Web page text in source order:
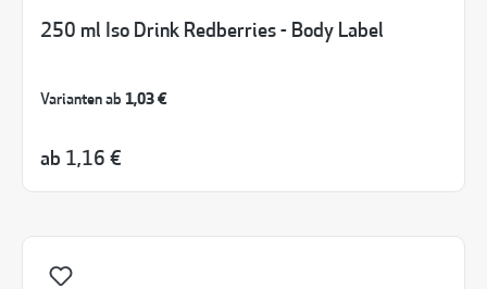
250 ml Iso Drink Redberries - Body Label
Varianten ab 1,03 €
ab 1,16 €